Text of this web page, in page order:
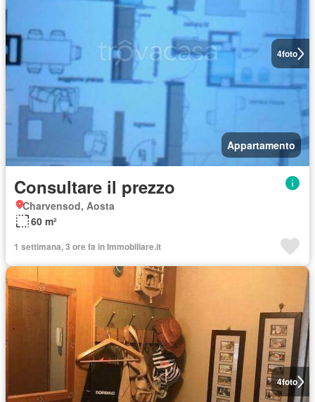
4foto
Appartamento
Consultare il prezzo
Charvensod, Aosta
60 m²
1 settimana, 3 ore fa in Immobiliare.it
4foto